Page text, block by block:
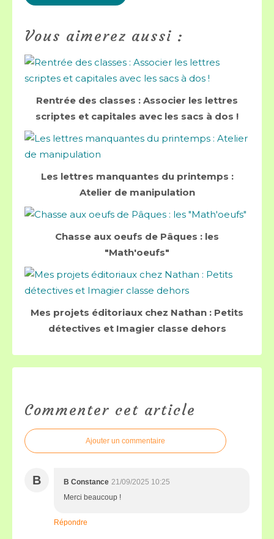
Vous aimerez aussi :
Rentrée des classes : Associer les lettres
scriptes et capitales avec les sacs à dos !
Les lettres manquantes du printemps :
Atelier de manipulation
Chasse aux oeufs de Pâques : les
"Math'oeufs"
Mes projets éditoriaux chez Nathan : Petits
détectives et Imagier classe dehors
Commenter cet article
Ajouter un commentaire
B B Constance 21/09/2025 10:25
Merci beaucoup !
Répondre